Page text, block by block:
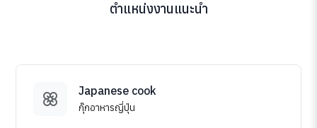
ตำแหน่งงานแนะนำ
Japanese cook
กุ๊กอาหารญี่ปุ่น